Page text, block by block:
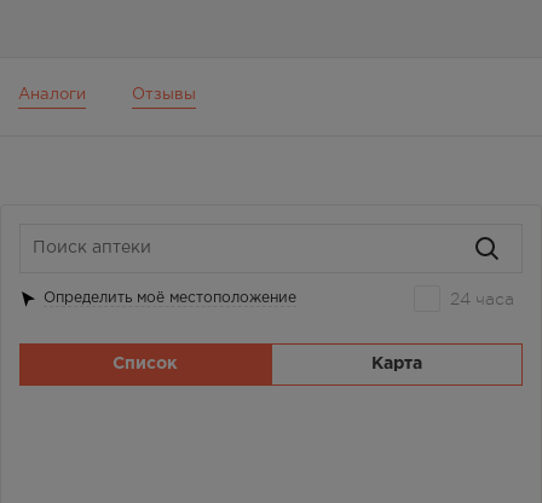
Аналоги Отзывы
Определить моё местоположение 24 часа
Список Карта